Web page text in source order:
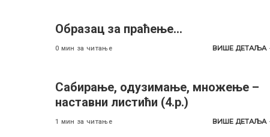
Oбразац за праћење…
0 мин за читање ВИШЕ ДЕТАЉА
Сабирање, одузимање, множење –
наставни листићи (4.р.)
1 мин за читање ВИШЕ ДЕТАЉА